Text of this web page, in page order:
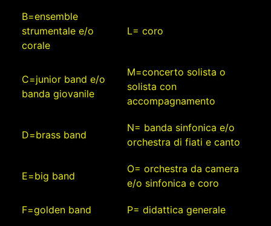
B=ensemble
strumentale e/o
corale
L= coro
C=junior band e/o
banda giovanile
M=concerto solista o
solista con
accompagnamento
D=brass band
N= banda sinfonica e/o
orchestra di fiati e canto
E=big band
O= orchestra da camera
e/o sinfonica e coro
F=golden band P= didattica generale